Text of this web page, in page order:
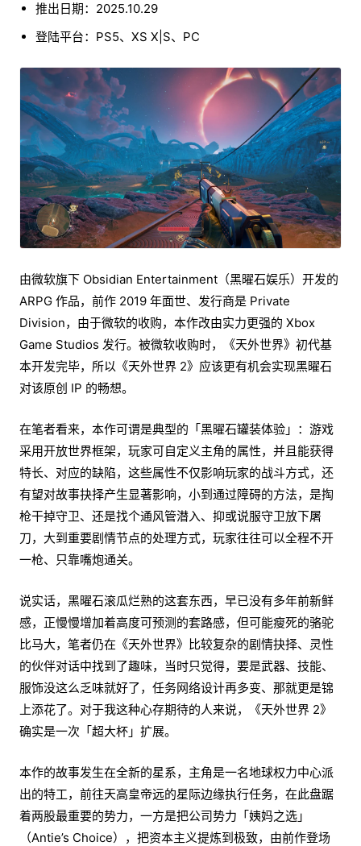
推出日期：2025.10.29
登陆平台：PS5、XS X|S、PC
由微软旗下 Obsidian Entertainment（黑曜石娱乐）开发的
ARPG 作品，前作 2019 年面世、发行商是 Private
Division，由于微软的收购，本作改由实力更强的 Xbox
Game Studios 发行。被微软收购时，《天外世界》初代基
本开发完毕，所以《天外世界 2》应该更有机会实现黑曜石
对该原创 IP 的畅想。
在笔者看来，本作可谓是典型的「黑曜石罐装体验」：游戏
采用开放世界框架，玩家可自定义主角的属性，并且能获得
特长、对应的缺陷，这些属性不仅影响玩家的战斗方式，还
有望对故事抉择产生显著影响，小到通过障碍的方法，是掏
枪干掉守卫、还是找个通风管潜入、抑或说服守卫放下屠
刀，大到重要剧情节点的处理方式，玩家往往可以全程不开
一枪、只靠嘴炮通关。
说实话，黑曜石滚瓜烂熟的这套东西，早已没有多年前新鲜
感，正慢慢增加着高度可预测的套路感，但可能瘦死的骆驼
比马大，笔者仍在《天外世界》比较复杂的剧情抉择、灵性
的伙伴对话中找到了趣味，当时只觉得，要是武器、技能、
服饰没这么乏味就好了，任务网络设计再多变、那就更是锦
上添花了。对于我这种心存期待的人来说，《天外世界 2》
确实是一次「超大杯」扩展。
本作的故事发生在全新的星系，主角是一名地球权力中心派
出的特工，前往天高皇帝远的星际边缘执行任务，在此盘踞
着两股最重要的势力，一方是把公司势力「姨妈之选」
（Antie’s Choice），把资本主义提炼到极致，由前作登场